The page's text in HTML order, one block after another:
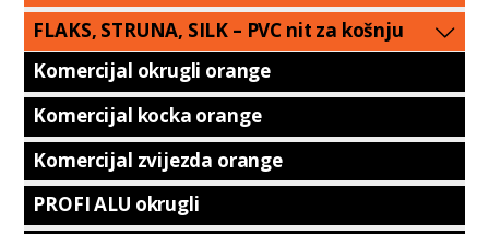
FLAKS, STRUNA, SILK – PVC nit za košnju
Komercijal okrugli orange
Komercijal kocka orange
Komercijal zvijezda orange
PROFI ALU okrugli